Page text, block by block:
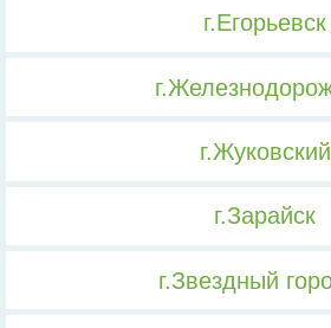
г.Егорьевск
г.Жуковский
г.Зарайск
г.Звездный